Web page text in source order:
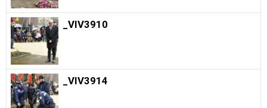
_VIV3910
_VIV3914